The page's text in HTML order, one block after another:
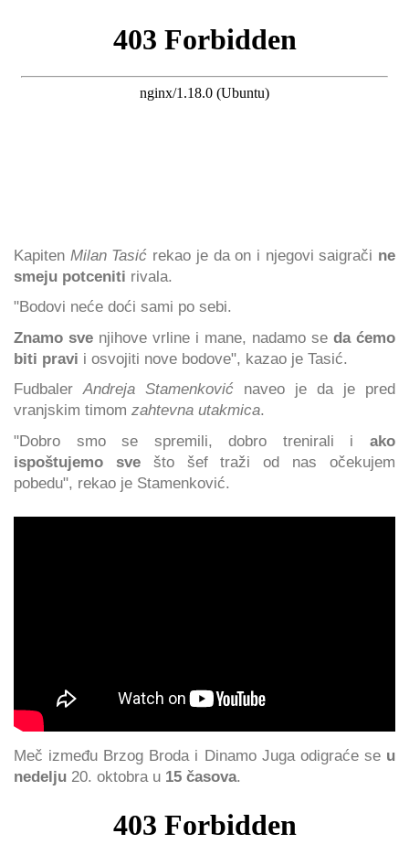
Kapiten Milan Tasić rekao je da on i njegovi saigrači ne
smeju potceniti rivala.
"Bodovi neće doći sami po sebi.
Znamo sve njihove vrline i mane, nadamo se da ćemo
biti pravi i osvojiti nove bodove", kazao je Tasić.
Fudbaler Andreja Stamenković naveo je da je pred
vranjskim timom zahtevna utakmica.
"Dobro smo se spremili, dobro trenirali i ako
ispoštujemo sve što šef traži od nas očekujem
pobedu", rekao je Stamenković.
Meč između Brzog Broda i Dinamo Juga odigraće se u
nedelju 20. oktobra u 15 časova.